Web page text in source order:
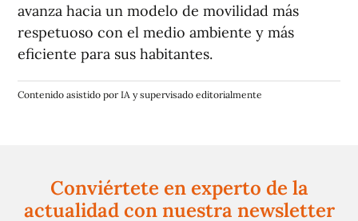
avanza hacia un modelo de movilidad más
respetuoso con el medio ambiente y más
eficiente para sus habitantes.
Contenido asistido por IA y supervisado editorialmente
Conviértete en experto de la
actualidad con nuestra newsletter